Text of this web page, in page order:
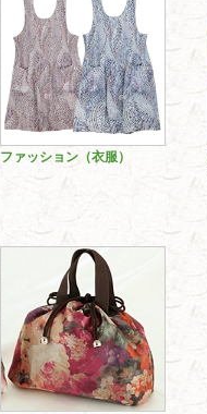
ファッション（衣服）